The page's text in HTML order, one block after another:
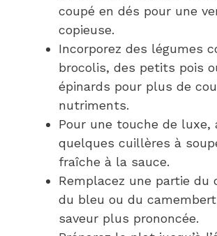
coupé en dés pour une
copieuse.
Incorporez des légumes
brocolis, des petits pois
épinards pour plus de
nutriments.
Pour une touche de luxe,
quelques cuillères à
fraîche à la sauce.
Remplacez une partie du
du bleu ou du
saveur plus prononcée.